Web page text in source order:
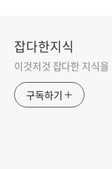
잡다한지식
이것저것 잡다한 지식을
구독하기